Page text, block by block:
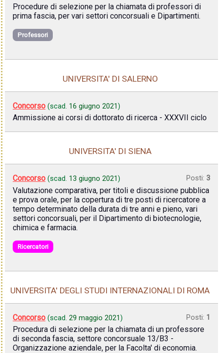
Procedure di selezione per la chiamata di professori di
prima fascia, per vari settori concorsuali e Dipartimenti.
Professori
UNIVERSITA' DI SALERNO
Concorso (scad. 16 giugno 2021)
Ammissione ai corsi di dottorato di ricerca - XXXVII ciclo
UNIVERSITA' DI SIENA
Concorso (scad. 13 giugno 2021) Posti: 3
Valutazione comparativa, per titoli e discussione pubblica
e prova orale, per la copertura di tre posti di ricercatore a
tempo determinato della durata di tre anni e pieno, vari
settori concorsuali, per il Dipartimento di biotecnologie,
chimica e farmacia.
Ricercatori
UNIVERSITA' DEGLI STUDI INTERNAZIONALI DI ROMA
Concorso (scad. 29 maggio 2021) Posti: 1
Procedura di selezione per la chiamata di un professore
di seconda fascia, settore concorsuale 13/B3 -
Organizzazione aziendale, per la Facolta' di economia.